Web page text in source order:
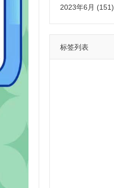
2023年6月 (151)
标签列表